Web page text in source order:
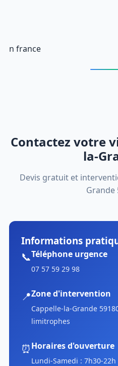
n france
Contactez votre
la-
Devis gratuit et
Grande
Informations
📞Téléphone urgence
07 57 59 29 98
📍Zone d'intervention
Cappelle-la-Grande
limitrophes
⏰Horaires d'ouverture
Lundi-Samedi : 7h30-22h